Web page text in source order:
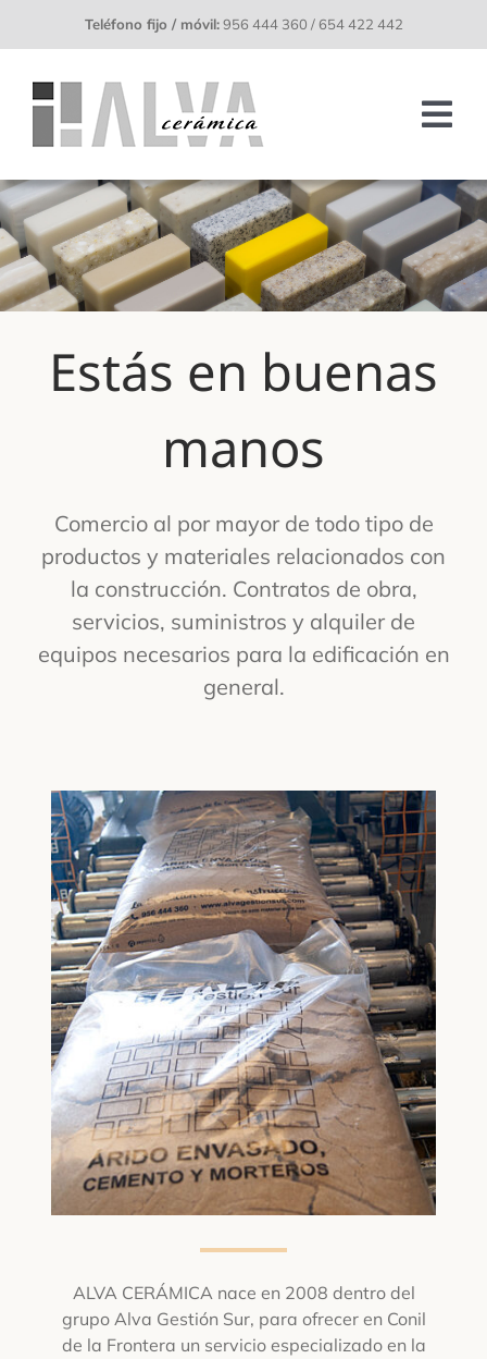
al
contenido
Teléfono fijo / móvil:956 444 360 / 654 422 442
INICIO
EMPRESA
MATERIALES Y EXPOSICIÓN
MECANIZACIÓN
Estás en buenas
manos
Comercio al por mayor de todo tipo de
productos y materiales relacionados con
la construcción. Contratos de obra,
servicios, suministros y alquiler de
equipos necesarios para la edificación en
general.
ALVA CERÁMICA nace en 2008 dentro del
grupo Alva Gestión Sur, para ofrecer en Conil
de la Frontera un servicio especializado en la